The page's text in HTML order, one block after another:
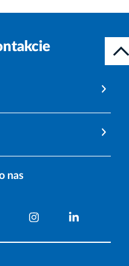
nas